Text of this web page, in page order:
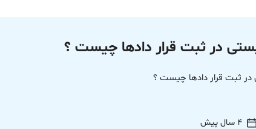
در ثبت قرار دادها چیست ؟
ثبت قرار دادها چیست ؟
4 سال پیش